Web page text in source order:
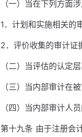
（一）当在下列方面
1．计划和实施相关的
2．评价收集的审计证
（二）当评估的认定
（三）当内部审计在
（四）当内部审计人
第十九条 由于注册会